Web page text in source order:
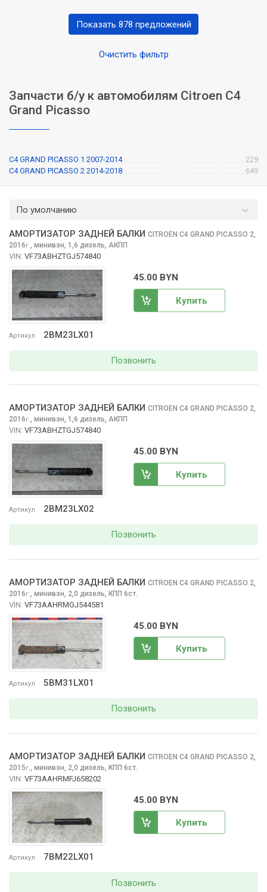
Очистить фильтр
Показать 878 предложений
Запчасти б/у к автомобилям Citroen C4
Grand Picasso
C4 GRAND PICASSO 1 2007-2014
229
C4 GRAND PICASSO 2 2014-2018
649
По умолчанию
Артикул 2BM23LX01
АМОРТИЗАТОР ЗАДНЕЙ БАЛКИ CITROEN C4 GRAND PICASSO 2,
2016г., минивэн, 1,6 дизель, АКПП
VIN: VF73ABHZTGJ574840
45.00 BYN
Купить
Позвонить
Артикул 2BM23LX02
АМОРТИЗАТОР ЗАДНЕЙ БАЛКИ CITROEN C4 GRAND PICASSO 2,
2016г., минивэн, 1,6 дизель, АКПП
VIN: VF73ABHZTGJ574840
45.00 BYN
Купить
Позвонить
Артикул 5BM31LX01
АМОРТИЗАТОР ЗАДНЕЙ БАЛКИ CITROEN C4 GRAND PICASSO 2,
2016г. минивэн, 2,0 дизель, КПП 6ст.
VIN: VF73AAHRMGJ544581
45.00 BYN
Купить
Позвонить
Артикул 7BM22LX01
АМОРТИЗАТОР ЗАДНЕЙ БАЛКИ CITROEN C4 GRAND PICASSO 2,
2015г. минивэн, 2,0 дизель, КПП 6ст.
VIN: VF73AAHRMFJ658202
45.00 BYN
Купить
Позвонить